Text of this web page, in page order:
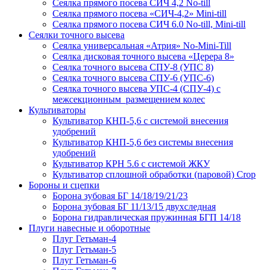
Сеялка прямого посева СИЧ 4,2 No-till
Сеялка прямого посева «СИЧ-4,2» Mini-till
Сеялка прямого посева СИЧ 6.0 No-till, Mini-till
Сеялки точного высева
Сеялка универсальная «Атрия» No-Mini-Till
Сеялка дисковая точного высева «Церера 8»
Сеялка точного высева СПУ-8 (УПС 8)
Сеялка точного высева СПУ-6 (УПС-6)
Сеялка точного высева УПС-4 (СПУ-4) с
межсекционным размещением колес
Культиваторы
Культиватор КНП-5,6 с системой внесения
удобрений
Культиватор КНП-5,6 без системы внесения
удобрений
Культиватор КРН 5.6 с системой ЖКУ
Культиватор сплошной обработки (паровой) Crop
Бороны и сцепки
Борона зубовая БГ 14/18/19/21/23
Борона зубовая БГ 11/13/15 двухследная
Борона гидравлическая пружинная БГП 14/18
Плуги навесные и оборотные
Плуг Гетьман-4
Плуг Гетьман-5
Плуг Гетьман-6